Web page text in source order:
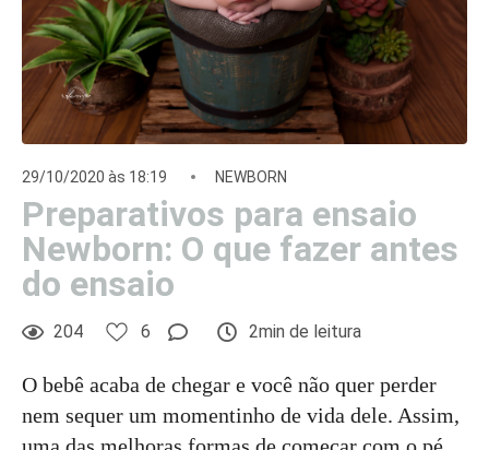
29/10/2020 às 18:19 NEWBORN
Preparativos para ensaio
Newborn: O que fazer antes
do ensaio
204 6 2min de leitura
O bebê acaba de chegar e você não quer perder
nem sequer um momentinho de vida dele. Assim,
uma das melhoras formas de começar com o pé